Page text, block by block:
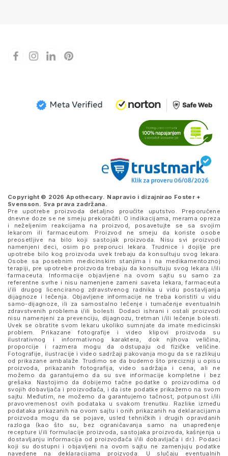
Copyright © 2026 Apothecary. Napravio i dizajnirao Foster +
Svensson. Sva prava zadržana.
Pre upotrebe proizvoda detaljno proučite uputstvo. Preporučene
dnevne doze se ne smeju prekoračiti. O indikacijama, merama opreza
i neželjenim reakcijama na proizvod, posavetujte se sa svojim
lekarom ili farmaceutom. Proizvod ne smeju da koriste osobe
preosetljive na bilo koji sastojak proizvoda. Nisu svi proizvodi
namenjeni deci, osim po preporuci lekara. Trudnice i dojilje pre
upotrebe bilo kog proizvoda uvek trebaju da konsultuju svog lekara.
Osobe sa posebnim medicinskim stanjima i na medikamentoznoj
terapiji, pre upotrebe proizvoda trebaju da konsultuju svog lekara i/ili
farmaceuta. Informacije objavljene na ovom sajtu su samo za
referentne svrhe i nisu namenjene zameni saveta lekara, farmaceuta
i/ili drugog licenciranog zdravstvenog radnika u vidu postavljanja
dijagnoze i lečenja. Objavljene informacije ne treba koristiti u vidu
samo-dijagnoze, ili za samostalno lečenje i tumačenje eventualnih
zdravstvenih problema i/ili bolesti. Dodaci ishrani i ostali proizvodi
nisu namenjeni za prevenciju, dijagnozu, tretman i/ili lečenje bolesti.
Uvek se obratite svom lekaru ukoliko sumnjate da imate medicinski
problem. Prikazane fotografije i video klipovi proizvoda su
ilustrativnog i informativnog karaktera, dok njihova veličina,
proporcije i razmera mogu da odstupaju od fizičke veličine.
Fotografije, ilustracije i video sadržaji pakovanja mogu da se razlikuju
od prikazane ambalaže. Trudimo se da budemo što precizniji u opisu
proizvoda, prikazanih fotografija, video sadržaja i cena, ali ne
možemo da garantujemo da su sve informacije kompletne i bez
grešaka. Nastojimo da dobijemo tačne podatke o proizvodima od
svojih dobavljača i proizvođača, i da iste podatke prikažemo na svom
sajtu. Međutim, ne možemo da garantujemo tačnost, potpunost i/ili
pravovremenost ovih podataka u svakom trenutku. Razlike između
podataka prikazanih na ovom sajtu i onih prikazanih na deklaracijama
proizvoda mogu da se pojave, usled tehničkih i drugih opravdanih
razloga (kao što su, bez ograničavanja samo na unapređenje
recepture i/ili formulacije proizvoda, sastojaka proizvoda, kašnjenja u
dostavljanju informacija od proizvođača i/ili dobavljača i dr.). Podaci
koji su dostupni i objavljeni na ovom sajtu ne zamenjuju podatke
navedene na deklaracijama proizvoda. U slučaju eventualnih